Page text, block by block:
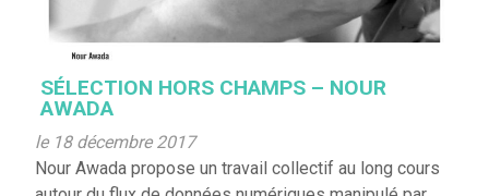
SÉLECTION HORS CHAMPS – NOUR
AWADA
le 18 décembre 2017
Nour Awada propose un travail collectif au long cours